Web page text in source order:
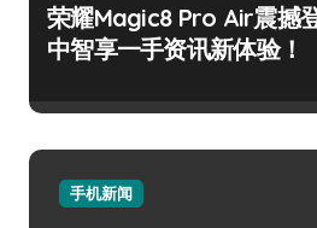
荣耀Magic8 Pro Air震撼
中智享一手资讯新体验！
手机新闻